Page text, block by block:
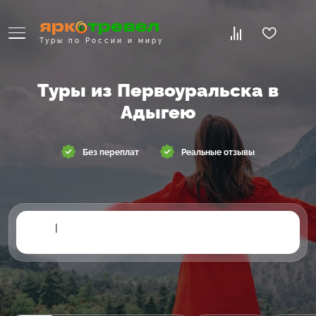
Туры по России и миру
Туры из Первоуральска в
Адыгею
Без переплат Реальные отзывы
|